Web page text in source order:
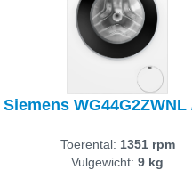
Siemens WG44G2ZWNL
Toerental: 1351 rpm
Vulgewicht: 9 kg